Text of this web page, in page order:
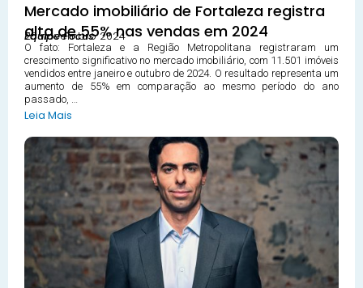
Mercado imobiliário de Fortaleza registra
alta de 55% nas vendas em 2024
25 novembro 2024
Equipe Focus
O fato: Fortaleza e a Região Metropolitana registraram um
crescimento significativo no mercado imobiliário, com 11.501 imóveis
vendidos entre janeiro e outubro de 2024. O resultado representa um
aumento de 55% em comparação ao mesmo período do ano
passado, …
Leia Mais